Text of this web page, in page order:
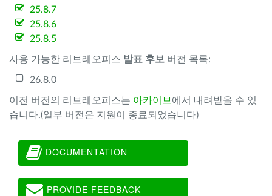
25.8.7
25.8.6
25.8.5
사용 가능한 리브레오피스 발표 후보 버전 목록:
26.8.0
이전 버전의 리브레오피스는 아카이브 에서 내려받을 수 있
습니다.(일부 버전은 지원이 종료되었습니다)
DOCUMENTATION
PROVIDE FEEDBACK